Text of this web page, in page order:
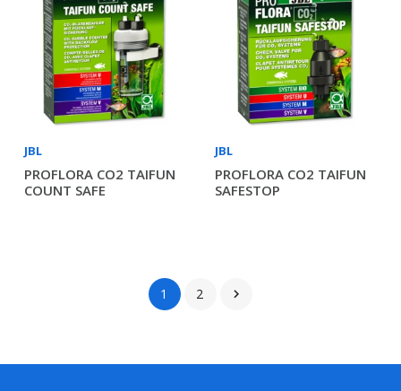
JBL
PROFLORA CO2 TAIFUN
COUNT SAFE
JBL
PROFLORA CO2 TAIFUN
SAFESTOP
1 2 